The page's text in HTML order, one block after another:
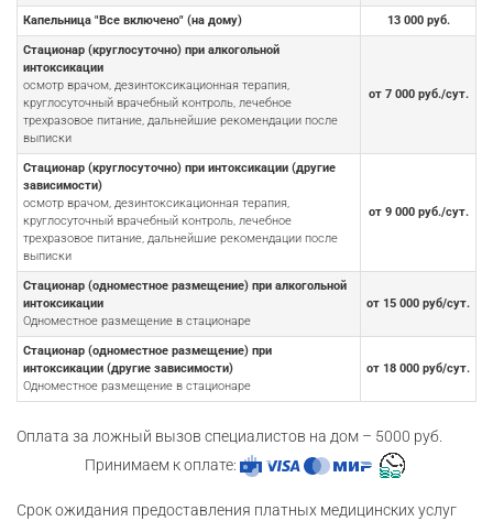
Капельница "Все включено" (на дому) 13 000 руб.
Стационар (круглосуточно) при алкогольной
интоксикации
осмотр врачом, дезинтоксикационная терапия,
круглосуточный врачебный контроль, лечебное
трехразовое питание, дальнейшие рекомендации после
выписки
от 7 000 руб./сут.
Стационар (круглосуточно) при интоксикации (другие
зависимости)
осмотр врачом, дезинтоксикационная терапия,
круглосуточный врачебный контроль, лечебное
трехразовое питание, дальнейшие рекомендации после
выписки
от 9 000 руб./сут.
Стационар (одноместное размещение) при алкогольной
интоксикации
Одноместное размещение в стационаре
от 15 000 руб/сут.
Стационар (одноместное размещение) при
интоксикации (другие зависимости)
Одноместное размещение в стационаре
от 18 000 руб/сут.
Оплата за ложный вызов специалистов на дом – 5000 руб.
Принимаем к оплате:
Срок ожидания предоставления платных медицинских услуг